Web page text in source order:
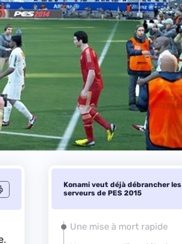
Konami veut déjà débrancher les
serveurs de PES 2015
Une mise à mort rapide